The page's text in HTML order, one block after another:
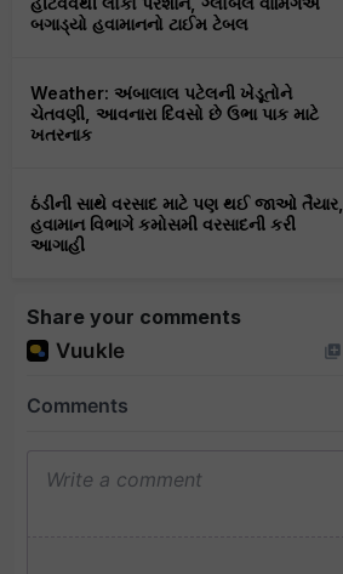
બગાડ્યો હવામાનનો ટાઈમ ટેબલ
Weather: અંબાલાલ પટેલની ખેડૂતોને
ચેતવણી, આવનારા દિવસો છે ઉભા પાક માટે
ખતરનાક
ઠંડીની સાથે વરસાદ માટે પણ થઈ જાઓ તૈયાર,
હવામાન વિભાગે કમોસમી વરસાદની કરી
આગાહી
Share your comments